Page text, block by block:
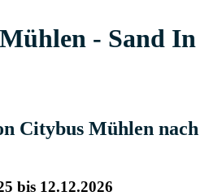
- Sand In
Citybus Mühlen nach
bis 12.12.2026